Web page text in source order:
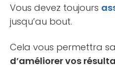
Vous devez toujours
jusqu’au bout.
Cela vous permettra
d’améliorer vos